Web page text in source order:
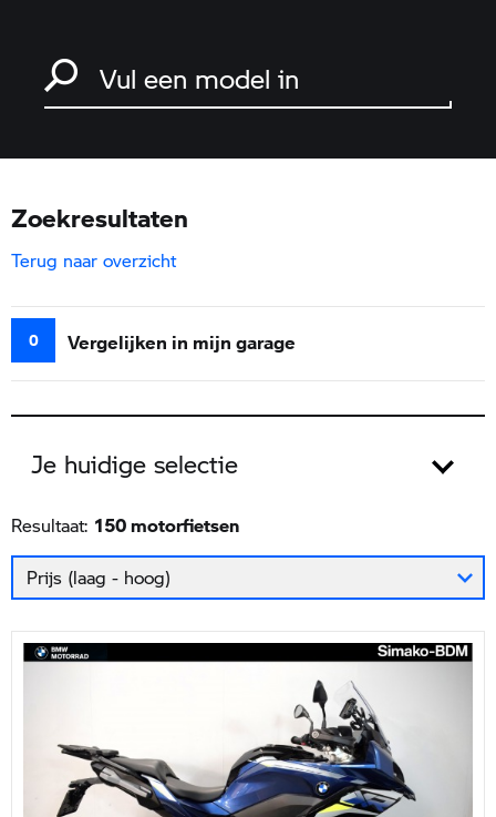
Zoek naar een motorfiets
Zoekresultaten
Terug naar overzicht
0 Vergelijken in mijn garage
Je huidige selectie
Resultaat:
Prijs (laag - hoog)